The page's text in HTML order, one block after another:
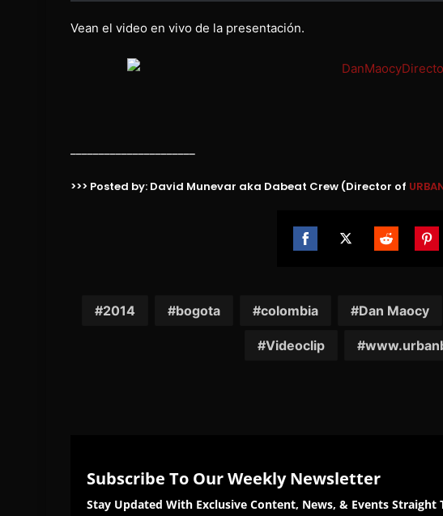
Vean el video en vivo de la presentación.
>>> Posted by: David Munevar aka Dabeat Crew (Director of
2014 bogota colombia Dan Maocy
Videoclip
Subscribe To Our Weekly Newsletter
Stay Updated With Exclusive Content, News, & Events Straight